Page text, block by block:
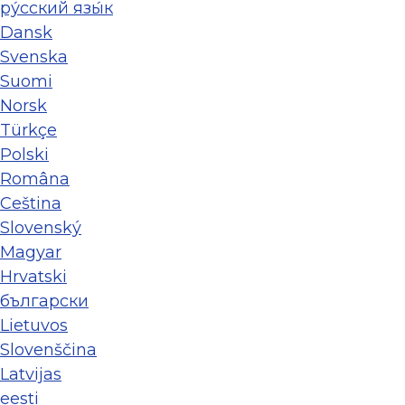
ру́сский язы́к
Dansk
Svenska
Suomi
Norsk
Türkçe
Polski
Româna
Ceština
Slovenský
Magyar
Hrvatski
български
Lietuvos
Slovenščina
Latvijas
eesti